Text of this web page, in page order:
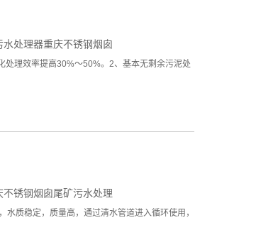
水处理器重庆不锈钢烟囱
处理效率提高30%～50%。2、基本无剩余污泥处
不锈钢烟囱尾矿污水处理
质稳定，质量高，通过清水管道进入循环使用，